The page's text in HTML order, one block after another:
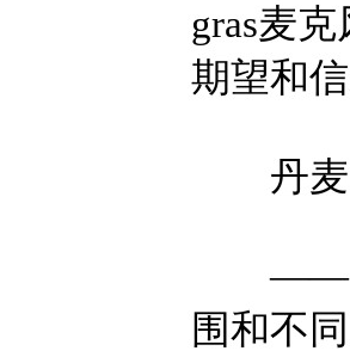
gras麦
期望和
丹麦
围和不